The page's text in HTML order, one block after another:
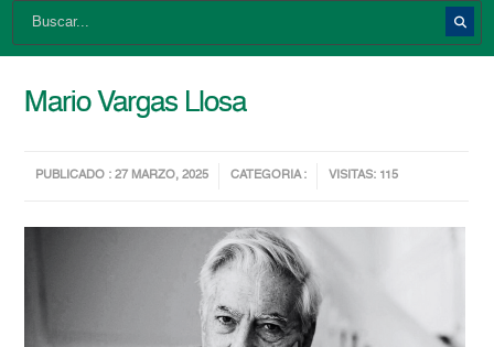
Mario Vargas Llosa
PUBLICADO : 27 MARZO, 2025 CATEGORIA : VISITAS: 115